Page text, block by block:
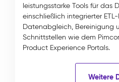
leistungsstarke Tools für das
einschließlich integrierter ETL-
Datenabgleich, Bereinigung
Schnittstellen wie dem
Product Experience Portals.
Weitere